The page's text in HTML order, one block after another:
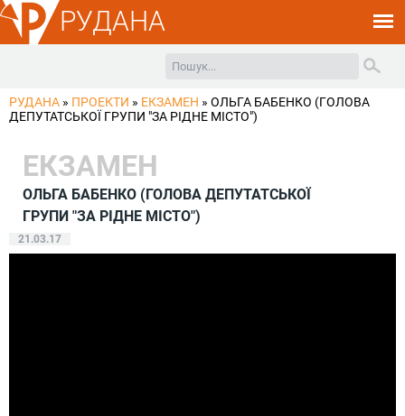
РУДАНА
РУДАНА » ПРОЕКТИ » ЕКЗАМЕН » ОЛЬГА БАБЕНКО (ГОЛОВА
ДЕПУТАТСЬКОЇ ГРУПИ "ЗА РІДНЕ МІСТО")
ЕКЗАМЕН
ОЛЬГА БАБЕНКО (ГОЛОВА ДЕПУТАТСЬКОЇ
ГРУПИ "ЗА РІДНЕ МІСТО")
21.03.17